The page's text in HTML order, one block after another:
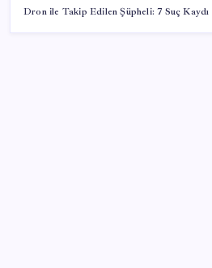
Dron ile Takip Edilen Şüpheli: 7 Suç Kaydı